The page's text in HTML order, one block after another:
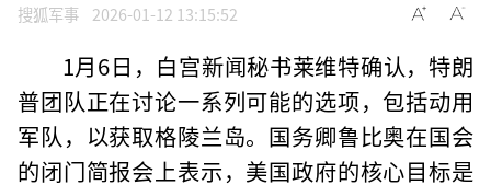
搜狐军事 2026-01-12 13:15:52
1月6日，白宫新闻秘书莱维特确认，特朗
普团队正在讨论一系列可能的选项，包括动用
军队，以获取格陵兰岛。国务卿鲁比奥在国会
的闭门简报会上表示，美国政府的核心目标是